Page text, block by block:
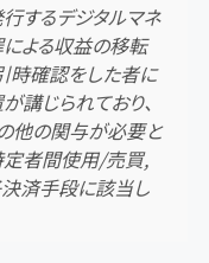
するデジタルマネ
よる収益の移転
時確認をした者に
講じられており、
他の関与が必要と
者間使用/売買,
済手段に該当し